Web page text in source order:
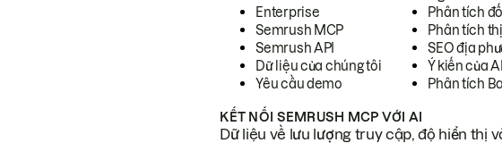
Enterprise
Semrush MCP
Semrush API
Dữ liệu của chúng tôi
Yêu cầu demo
Phân tích
Phân tích
SEO địa
Ý kiến của
Phân tích
KẾT NỐI SEMRUSH MCP VỚI AI
Dữ liệu về lưu lượng truy cập, độ hiển thị